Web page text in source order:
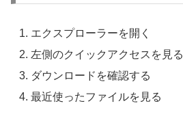
エクスプローラーを開く
左側のクイックアクセスを見る
ダウンロードを確認する
最近使ったファイルを見る